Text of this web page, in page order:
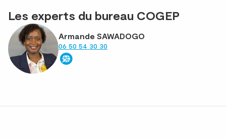
Les experts du bureau COGEP
Armande SAWADOGO
06 50 54 30 30